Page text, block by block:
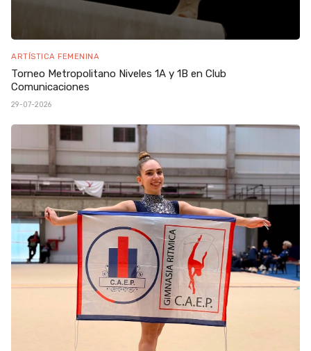
ARTÍSTICA FEMENINA
Torneo Metropolitano Niveles 1A y 1B en Club
Comunicaciones
29-07-2026